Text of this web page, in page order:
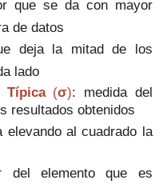
que se da con mayor
de datos
deja la mitad de los
lado
Típica (σ): medida del
resultados obtenidos
elevando al cuadrado la
del elemento que es